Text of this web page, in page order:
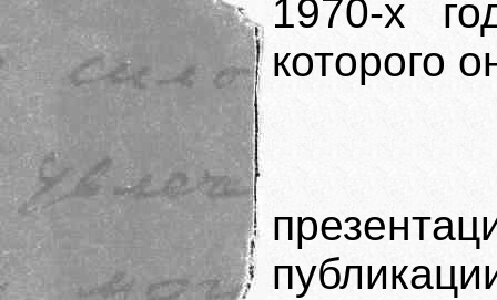
1970‐х
которого